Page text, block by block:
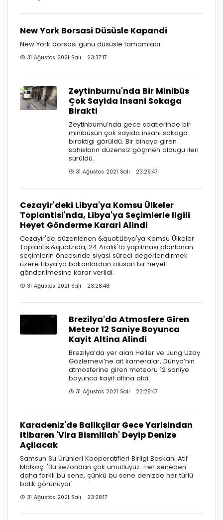
New York Borsasi Düsüsle Kapandi
New York borsasi günü düsüsle tamamladi.
31 Ağustos 2021 Salı 23:37:17
Zeytinburnu'nda Bir Minibüs
Çok Sayida Insani Sokaga
Birakti
Zeytinburnu’nda gece saatlerinde bir
minibüsün çok sayida insani sokaga
biraktigi görüldü. Bir binaya giren
sahislarin düzensiz göçmen oldugu ileri
sürüldü.
31 Ağustos 2021 Salı 23:29:47
Cezayir'deki Libya'ya Komsu Ülkeler
Toplantisi'nda, Libya'ya Seçimlerle Ilgili
Heyet Gönderme Karari Alindi
Cezayir'de düzenlenen &quot;Libya'ya Komsu Ülkeler
Toplantisi&quot;nda, 24 Aralik'ta yapilmasi planlanan
seçimlerin öncesinde siyasi süreci degerlendirmek
üzere Libya'ya bakanlardan olusan bir heyet
gönderilmesine karar verildi.
31 Ağustos 2021 Salı 23:28:48
Brezilya'da Atmosfere Giren
Meteor 12 Saniye Boyunca
Kayit Altina Alindi
Brezilya’da yer alan Heller ve Jung Uzay
Gözlemevi’ne ait kameralar, Dünya’nin
atmosferine giren meteoru 12 saniye
boyunca kayit altina aldi.
31 Ağustos 2021 Salı 23:28:47
Karadeniz'de Balikçilar Gece Yarisindan
Itibaren 'Vira Bismillah' Deyip Denize
Açilacak
Samsun Su Ürünleri Kooperatifleri Birligi Baskani Atif
Malkoç: 'Bu sezondan çok umutluyuz. Her seneden
daha farkli bu sene, çünkü bu sene denizde her türlü
balik görünüyor'
31 Ağustos 2021 Salı 23:28:17